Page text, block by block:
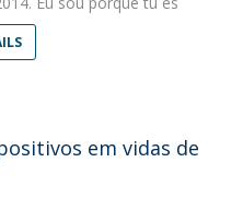
em vidas de